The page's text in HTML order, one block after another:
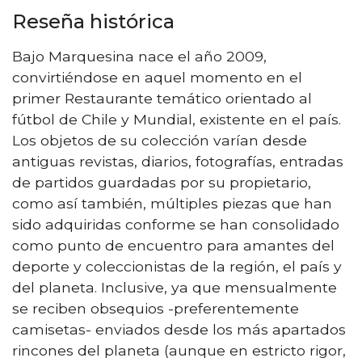
Reseña histórica
Bajo Marquesina nace el año 2009,
convirtiéndose en aquel momento en el
primer Restaurante temático orientado al
fútbol de Chile y Mundial, existente en el país.
Los objetos de su colección varían desde
antiguas revistas, diarios, fotografías, entradas
de partidos guardadas por su propietario,
como así también, múltiples piezas que han
sido adquiridas conforme se han consolidado
como punto de encuentro para amantes del
deporte y coleccionistas de la región, el país y
del planeta. Inclusive, ya que mensualmente
se reciben obsequios -preferentemente
camisetas- enviados desde los más apartados
rincones del planeta (aunque en estricto rigor,